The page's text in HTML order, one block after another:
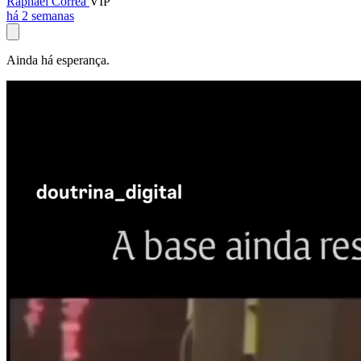
há 2 semanas
Ainda há esperança.